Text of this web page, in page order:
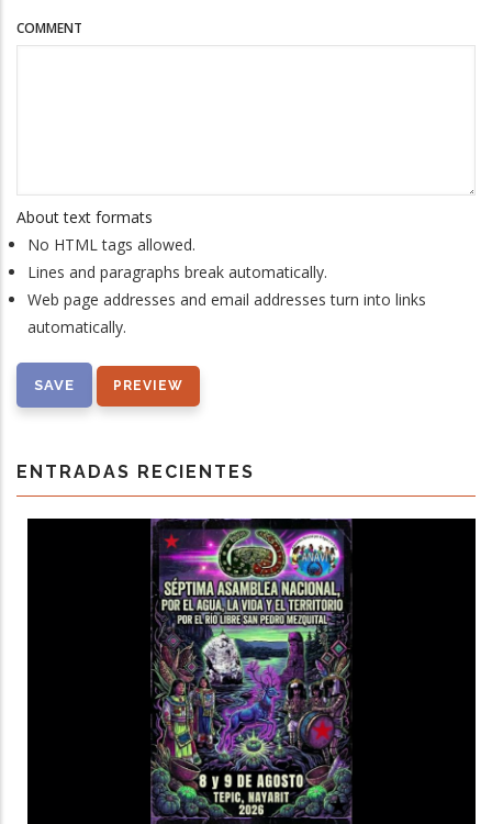
COMMENT
About text formats
No HTML tags allowed.
Lines and paragraphs break automatically.
Web page addresses and email addresses turn into links
automatically.
ENTRADAS RECIENTES